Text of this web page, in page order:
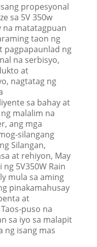
propesyonal
sa 5V 350w
na matatagpuan
taon ng
pagpapaunlad ng
na serbisyo,
at
nagtatag ng
sa bahay at
malalim na
ang mga
silangang
Silangan,
at rehiyon, May
5V350W Rain
mula sa aming
pinakamahusay
at
puso na
sa iyo sa malapit
ng isang mas